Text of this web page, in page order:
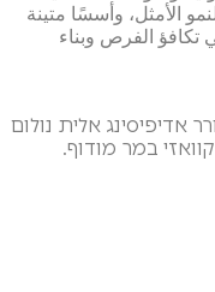
الأمثل، وأسسًا متينة
الفرص وبناء
אדיפיסינג אלית נולום
במר מודוף.